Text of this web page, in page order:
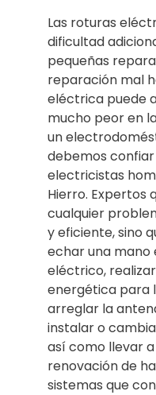
Las roturas
dificultad
pequeñas
reparación mal
eléctrica puede
mucho peor en
un
debemos
electricistas
Hierro. Expertos
cualquier
y eficiente, sino
echar una mano
eléctrico,
energética para
arreglar la
instalar o
así como llevar
renovación de
sistemas que